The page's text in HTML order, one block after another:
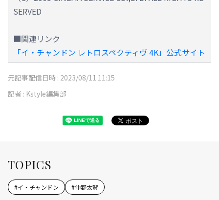
SERVED
■関連リンク
「イ・チャンドン レトロスペクティヴ 4K」公式サイト
元記事配信日時 : 2023/08/11 11:15
記者 : Kstyle編集部
TOPICS
#イ・チャンドン #仲野太賀